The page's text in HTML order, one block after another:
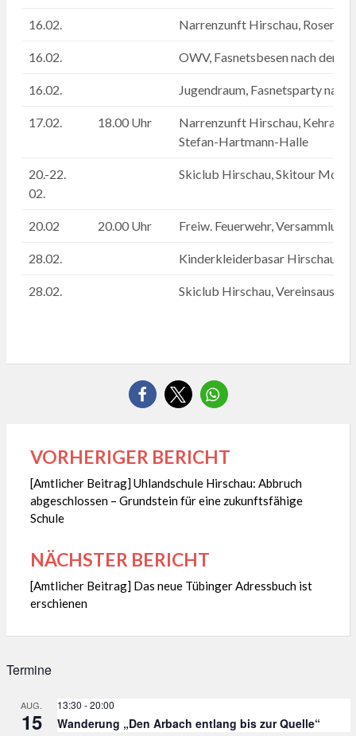
16.02. Narrenzunft Hirschau,
16.02. OWV, Fasnetsbesen nach dem
16.02. Jugendraum, Fasnetsparty nach
17.02. 18.00 Uhr
Narrenzunft Hirschau, Kehraus
Stefan-Hartmann-Halle
20.-22.
02.
Skiclub Hirschau, Skitour
20.02 20.00 Uhr Freiw. Feuerwehr, Versammlung
28.02. Kinderkleiderbasar Hirschau,
28.02. Skiclub Hirschau,
Beitragsnavigation
VORHERIGER BERICHT
[Amtlicher Beitrag] Uhlandschule Hirschau: Abbruch
abgeschlossen – Grundstein für eine zukunftsfähige
Schule
NÄCHSTER BERICHT
[Amtlicher Beitrag] Das neue Tübinger Adressbuch ist
erschienen
Termine
AUG.
15
13:30 -20:00
Wanderung „Den Arbach entlang bis zur Quelle“